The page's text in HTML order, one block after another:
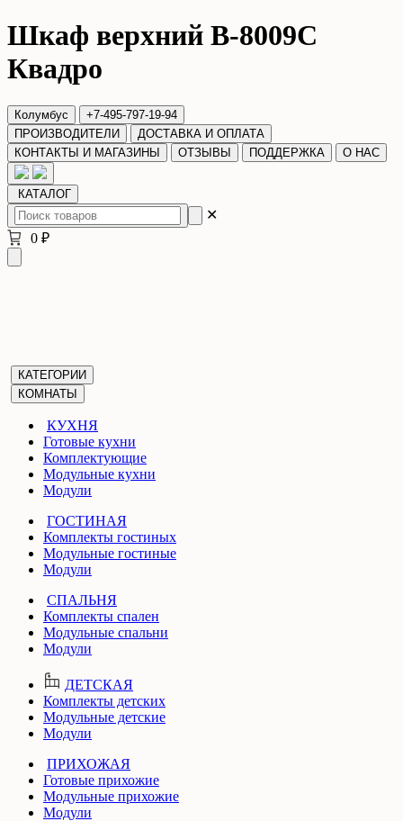
Шкаф верхний В-8009С
Квадро
Колумбус
+7-495-797-19-94
ПРОИЗВОДИТЕЛИ
ДОСТАВКА И ОПЛАТА
КОНТАКТЫ И МАГАЗИНЫ
ОТЗЫВЫ ПОДДЕРЖКА О НАС
КАТАЛОГ
✕
0 ₽
КАТЕГОРИИ
КОМНАТЫ
КУХНЯ
Готовые кухни
Комплектующие
Модульные кухни
Модули
ГОСТИНАЯ
Комплекты гостиных
Модульные гостиные
Модули
СПАЛЬНЯ
Комплекты спален
Модульные спальни
Модули
ДЕТСКАЯ
Комплекты детских
Модульные детские
Модули
ПРИХОЖАЯ
Готовые прихожие
Модульные прихожие
Модули